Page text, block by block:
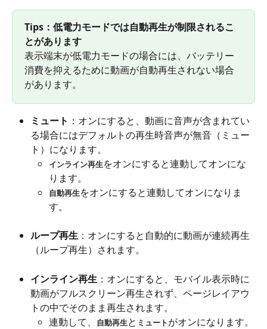
Tips：低電力モードでは自動再生が制限されるこ
とがあります
表示端末が低電力モードの場合には、バッテリー
消費を抑えるために動画が自動再生されない場合
があります。
ミュート ：オンにすると、動画に音声が含まれてい
る場合にはデフォルトの再生時音声が無音（ミュー
ト）になります。
インライン再生 をオンにすると連動してオンにな
ります。
自動再生 をオンにすると連動してオンになりま
す。
ループ再生 ：オンにすると自動的に動画が連続再生
（ループ再生）されます。
インライン再生 ：オンにすると、モバイル表示時に
動画がフルスクリーン再生されず、ページレイアウ
トの中でそのまま再生されます。
連動して、
自動再生 と ミュート がオンになります。